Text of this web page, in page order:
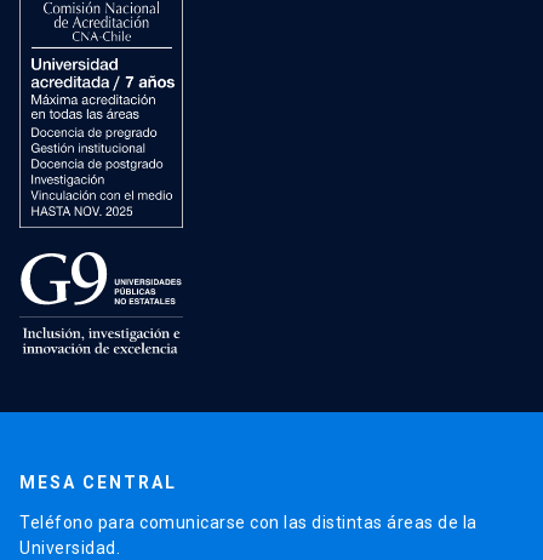
MESA CENTRAL
Teléfono para comunicarse con las distintas áreas de la
Universidad.